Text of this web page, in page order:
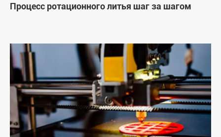
Процесс ротационного литья шаг за шагом